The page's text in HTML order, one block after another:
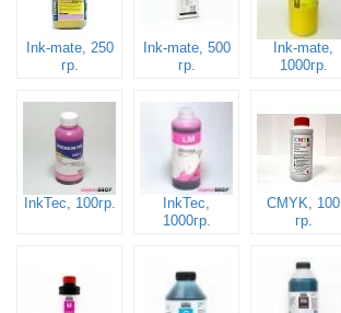
Ink-mate, 250
гр.
Ink-mate, 500
гр.
Ink-mate,
1000гр.
InkTec, 100гр.
InkTec,
1000гр.
CMYK, 100
гр.